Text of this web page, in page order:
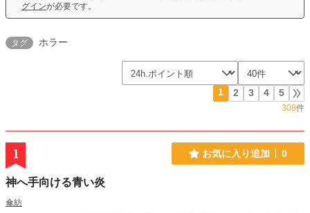
グインが必要です。
タグ ホラー
1 2 3 4 5
308件
1 お気に入り追加 0
神へ手向ける青い炎
傘紡